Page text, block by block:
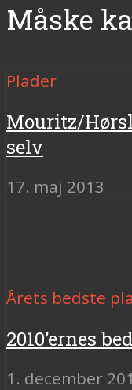
Måske
Plader
Mouritz/
selv
17. maj 2013
Årets bedste
2010’ernes
1. december